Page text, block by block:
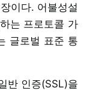
이다. 어불성설
는 프로토콜 가
글로벌 표준 통
반 인증(SSL)을